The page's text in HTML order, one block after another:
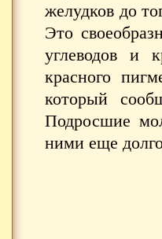
желудков до
Это
углеводов и
красного
который
Подросшие
ними еще